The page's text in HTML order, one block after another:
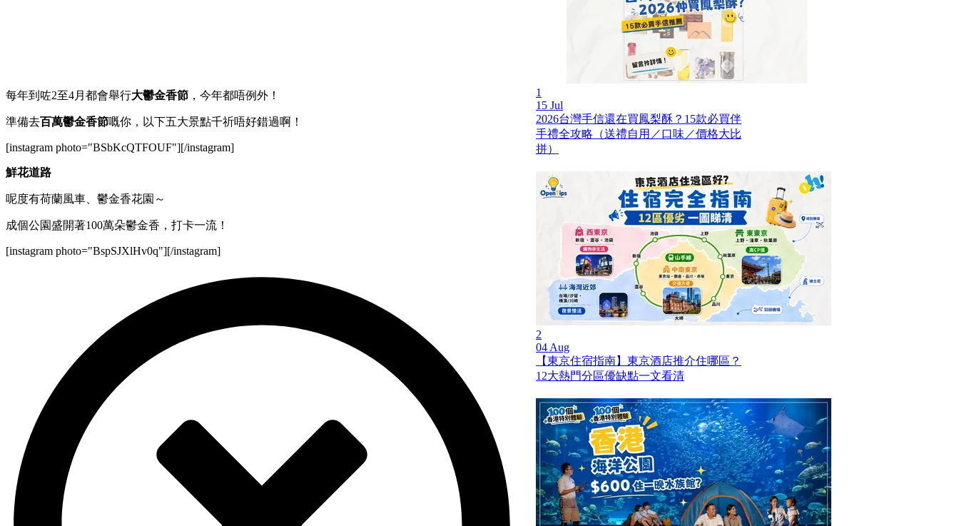
每年到咗2至4月都會舉行大鬱金香節 ，今年都唔例外！
準備去百萬鬱金香節嘅你，以下五大景點千祈唔好錯過啊！
[instagram photo="BSbKcQTFOUF"][/instagram]
鮮花道路
呢度有荷蘭風車、鬱金香花園～
成個公園盛開著100萬朵鬱金香，打卡一流！
[instagram photo="BspSJXlHv0q"][/instagram]
1
15 Jul
2026台灣手信還在買鳳梨酥？15款必買伴
手禮全攻略（送禮自用／口味／價格大比
拼）
2
04 Aug
【東京住宿指南】東京酒店推介住哪區？
12大熱門分區優缺點一文看清